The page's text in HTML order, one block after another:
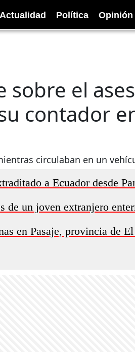
Actualidad Política Opinión
sobre el
contador
circulaban en un
a Ecuador desde
de un joven extranjero
en Pasaje, provincia de